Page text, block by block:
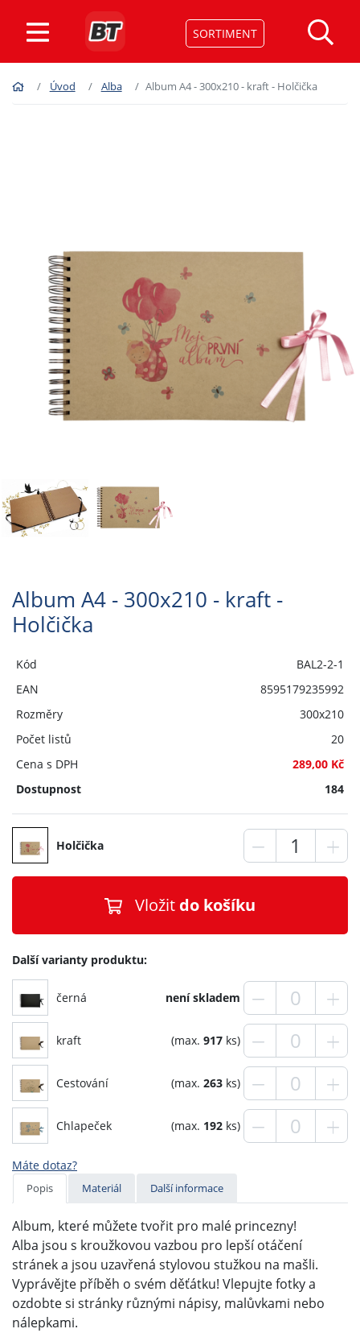
SORTIMENT
Úvod Alba Album A4 - 300x210 - kraft - Holčička
Album A4 - 300x210 - kraft -
Holčička
Kód
BAL2-2-1
EAN
8595179235992
Rozměry
300x210
Počet listů
20
Cena s DPH
289,00 Kč
Dostupnost
184
Holčička
Vložit do košíku
Další varianty produktu:
černá není skladem
kraft (max. 917 ks)
Cestování (max. 263 ks)
Chlapeček (max. 192 ks)
Máte dotaz?
Popis Materiál Další informace
Album, které můžete tvořit pro malé princezny!
Alba jsou s kroužkovou vazbou pro lepší otáčení
stránek a jsou uzavřená stylovou stužkou na mašli.
Vyprávějte příběh o svém děťátku! Vlepujte fotky a
ozdobte si stránky různými nápisy, malůvkami nebo
nálepkami.